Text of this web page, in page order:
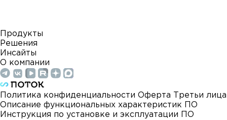
Продукты
Решения
Инсайты
О компании
Политика конфиденциальности Оферта
Третьи лица
Описание функциональных характеристик ПО
Инструкция по установке и эксплуатации ПО